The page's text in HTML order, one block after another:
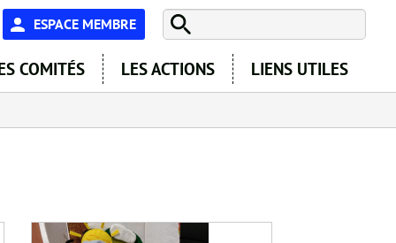
En-
tête
-
Espace
ESPACE MEMBRE
COMITÉS LES ACTIONS LIENS UTILES